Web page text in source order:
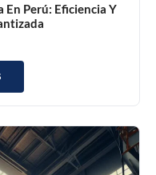
Perú: Eficiencia Y